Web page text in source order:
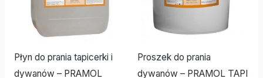
Płyn do prania tapicerki i
dywanów – PRAMOL
Proszek do prania
dywanów – PRAMOL TAPI